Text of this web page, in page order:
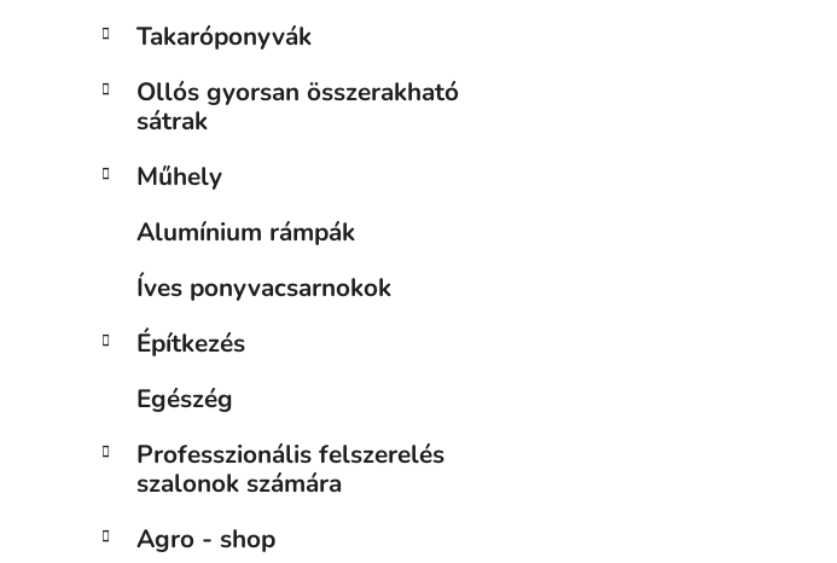
Takaróponyvák
Ollós gyorsan összerakható
sátrak
Műhely
Alumínium rámpák
Íves ponyvacsarnokok
Építkezés
Egészég
Professzionális felszerelés
szalonok számára
Agro - shop